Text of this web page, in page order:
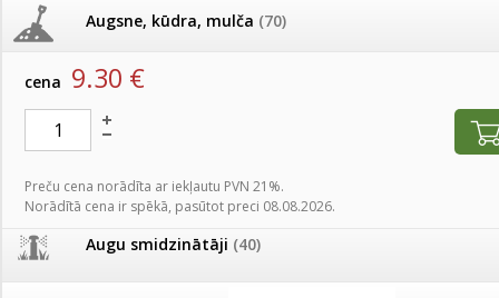
Augsne, kūdra, mulča (70)
Podi un kasetes
Augu smidzinātāji (40)
Ūdens piemērotības noteikšana
smidzinājumu veikšanai
Pievienojies braucienam uz
Tomātu sēklu katalogs
AKCIJAS komplekts -
artikuls: EAN:4771315390402
cena 9.30 €
Preču cena norādīta ar iekļautu PVN 21%.
Norādītā cena ir spēkā, pasūtot preci 08.08.2026.